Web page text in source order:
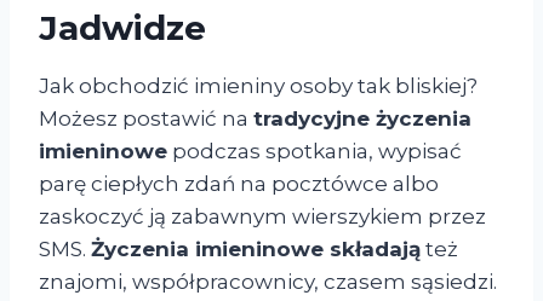
Jadwidze
Jak obchodzić imieniny osoby tak bliskiej?
Możesz postawić na tradycyjne życzenia
imieninowe podczas spotkania, wypisać
parę ciepłych zdań na pocztówce albo
zaskoczyć ją zabawnym wierszykiem przez
SMS. Życzenia imieninowe składają też
znajomi, współpracownicy, czasem sąsiedzi.